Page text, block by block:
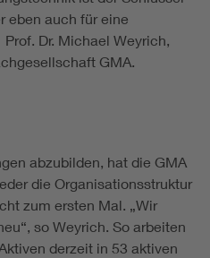
eben auch für eine
Dr. Michael Weyrich,
GMA.
abzubilden, hat die GMA
die Organisationsstruktur
zum ersten Mal. „Wir
so Weyrich. So arbeiten
derzeit in 53 aktiven